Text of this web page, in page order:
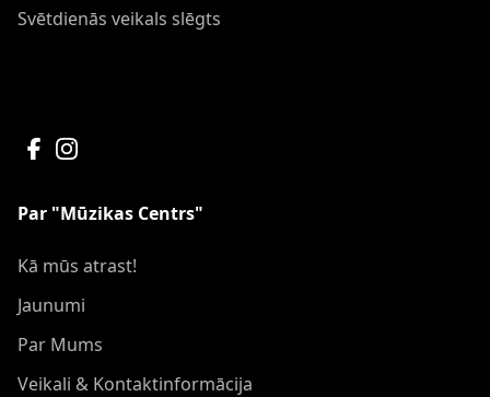
Svētdienās veikals slēgts
Par "Mūzikas Centrs"
Kā mūs atrast!
Jaunumi
Par Mums
Veikali & Kontaktinformācija